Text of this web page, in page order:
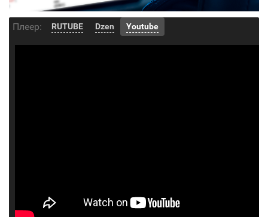
Плеер: RUTUBE Dzen Youtube